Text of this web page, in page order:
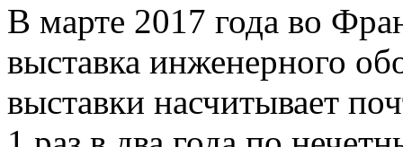
В марте 2017 года во
выставка инженерного
выставки насчитывает